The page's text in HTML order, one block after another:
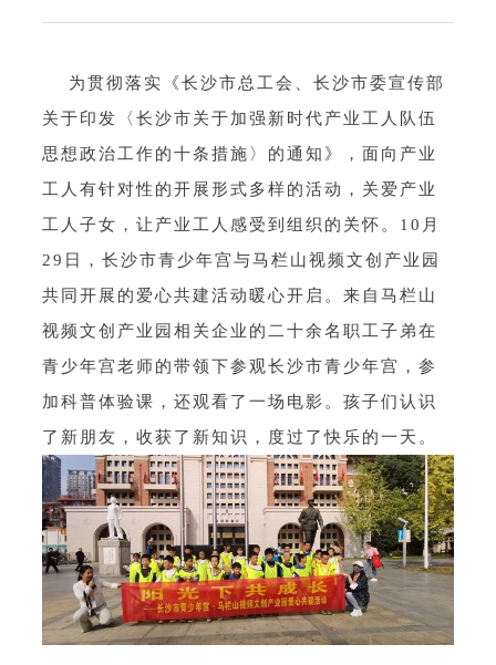
为贯彻落实《长沙市总工会、长沙市委宣传部
关于印发〈长沙市关于加强新时代产业工人队伍
思想政治工作的十条措施〉的通知》，面向产业
工人有针对性的开展形式多样的活动，关爱产业
工人子女，让产业工人感受到组织的关怀。10月
29日，长沙市青少年宫与马栏山视频文创产业园
共同开展的爱心共建活动暖心开启。来自马栏山
视频文创产业园相关企业的二十余名职工子弟在
青少年宫老师的带领下参观长沙市青少年宫，参
加科普体验课，还观看了一场电影。孩子们认识
了新朋友，收获了新知识，度过了快乐的一天。